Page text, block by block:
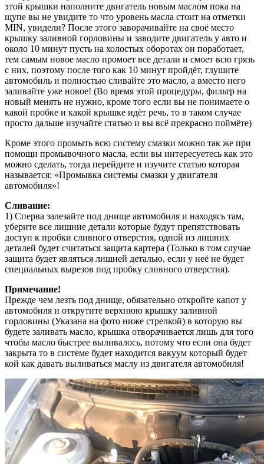
этой крышки наполните двигатель новым маслом пока на
щупе вы не увидите то что уровень масла стоит на отметки
MIN, увидели? После этого заворачивайте на своё место
крышку заливной горловины и заводите двигатель у авто и
около 10 минут пусть на холостых оборотах он поработает,
тем самым новое масло промоет все детали и смоет всю грязь
с них, поэтому после того как 10 минут пройдёт, глушите
автомобиль и полностью сливайте это масло, а вместо него
заливайте уже новое! (Во время этой процедуры, фильтр на
новый менять не нужно, кроме того если вы не понимаете о
какой пробке и какой крышке идёт речь, то в таком случае
просто дальше изучайте статью и вы всё прекрасно поймёте)
Кроме этого промыть всю систему смазки можно так же при
помощи промывочного масла, если вы интересуетесь как это
можно сделать, тогда перейдите и изучите статью которая
называется: «Промывка системы смазки у двигателя
автомобиля»!
Сливание:
1) Сперва залезайте под днище автомобиля и находясь там,
уберите все лишние детали которые будут препятствовать
доступ к пробки сливного отверстия, одной из лишних
деталей будет считаться защита картера (Только в том случае
защита будет являться лишней деталью, если у неё не будет
специальных вырезов под пробку сливного отверстия).
Примечание!
Прежде чем лезть под днище, обязательно откройте капот у
автомобиля и открутите верхнюю крышку заливной
горловины (Указана на фото ниже стрелкой) в которую вы
будете заливать масло, крышка отворачивается лишь для того
чтобы масло быстрее выливалось, потому что если она будет
закрыта то в системе будет находится вакуум который будет
кой как давать выливаться маслу из двигателя автомобиля!